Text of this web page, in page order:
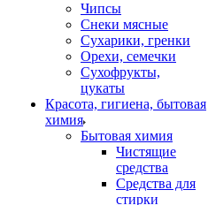
Чипсы
Снеки мясные
Сухарики, гренки
Орехи, семечки
Сухофрукты,
цукаты
Красота, гигиена, бытовая
химия
Бытовая химия
Чистящие
средства
Средства для
стирки